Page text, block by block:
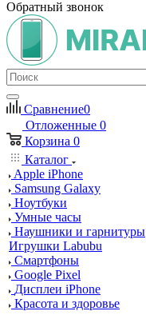
Обратный звонок
Сравнение0
Отложенные 0
Корзина 0
Каталог
Apple iPhone
Samsung Galaxy
Ноутбуки
Умные часы
Наушники и гарнитуры
Игрушки Labubu
Смартфоны
Google Pixel
Дисплеи iPhone
Красота и здоровье